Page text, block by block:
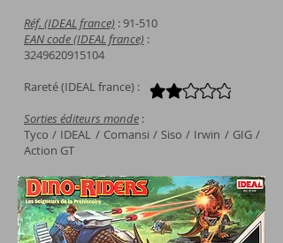
Réf. (IDEAL france) : 91-510
EAN code (IDEAL france) :
3249620915104
Rareté (IDEAL france) :
Sorties éditeurs monde :
Tyco / IDEAL / Comansi / Siso / Irwin / GIG /
Action GT